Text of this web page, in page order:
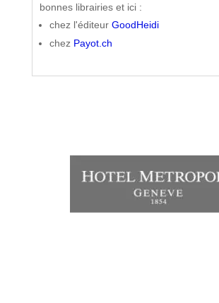
bonnes librairies et ici :
chez l'éditeur GoodHeidi
chez Payot.ch